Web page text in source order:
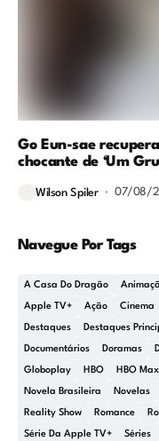
Go Eun-sae
chocante de ‘Um
Wilson Spiler 07/08/
Navegue Por Tags
A Casa Do Dragão
Apple TV+ Ação Cinema
Destaques Destaques
Documentários Doramas
Globoplay HBO HBO Max
Novela Brasileira Novelas
Reality Show Romance
Série Da Apple TV+ Séries